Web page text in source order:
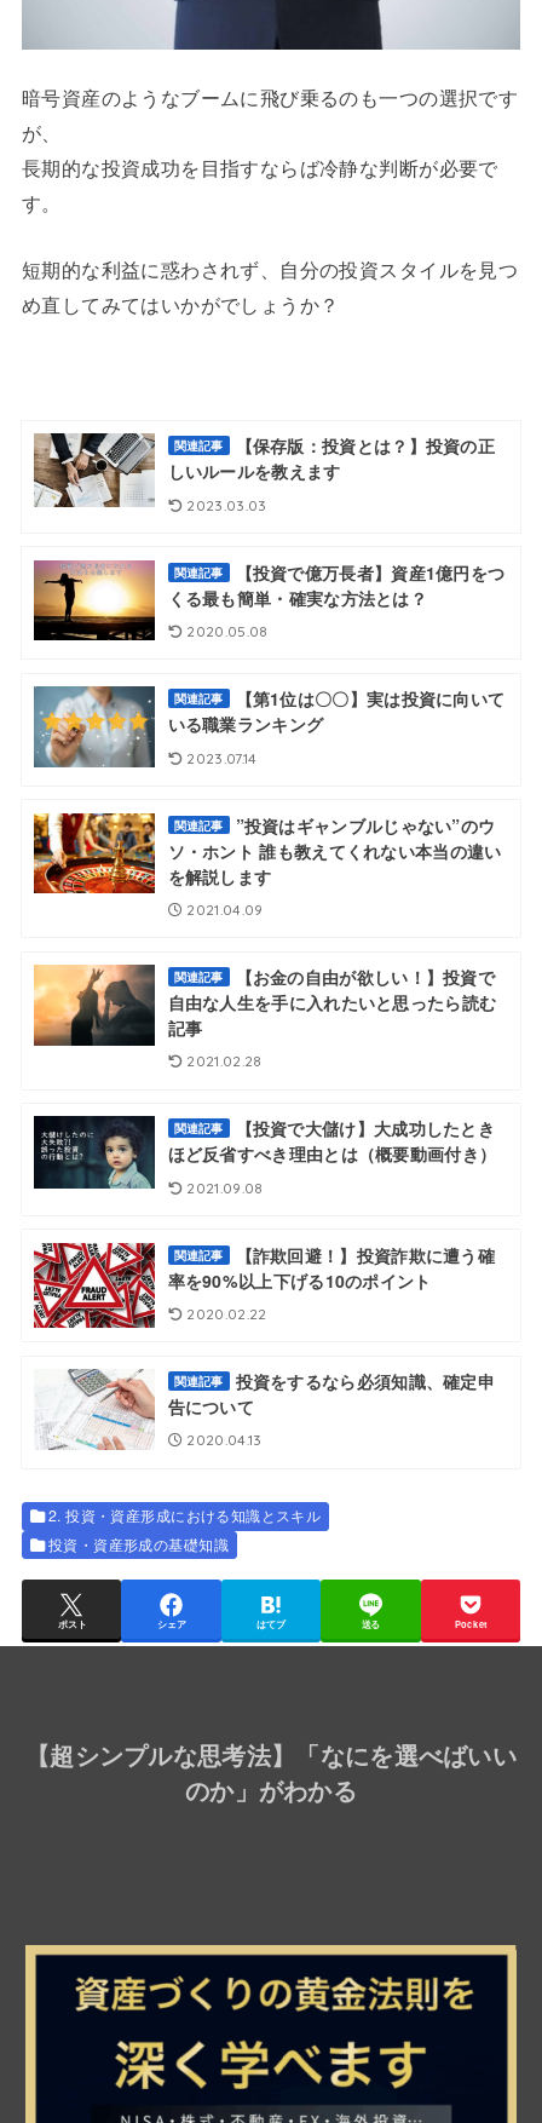
暗号資産のようなブームに飛び乗るのも一つの選択です
が、
長期的な投資成功を目指すならば冷静な判断が必要で
す。
短期的な利益に惑わされず、自分の投資スタイルを見つ
め直してみてはいかがでしょうか？
関連記事
【保存版：投資とは？】投資の正
しいルールを教えます
2023.03.03
関連記事
【投資で億万長者】資産1億円をつ
くる最も簡単・確実な方法とは？
2020.05.08
関連記事
【第1位は〇〇】実は投資に向いて
いる職業ランキング
2023.07.14
関連記事
”投資はギャンブルじゃない”のウ
ソ・ホント 誰も教えてくれない本当の違い
を解説します
2021.04.09
関連記事
【お金の自由が欲しい！】投資で
自由な人生を手に入れたいと思ったら読む
記事
2021.02.28
関連記事
【投資で大儲け】大成功したとき
ほど反省すべき理由とは（概要動画付き）
2021.09.08
関連記事
【詐欺回避！】投資詐欺に遭う確
率を90%以上下げる10のポイント
2020.02.22
関連記事
投資をするなら必須知識、確定申
告について
2020.04.13
2. 投資・資産形成における知識とスキル
投資・資産形成の基礎知識
ポスト シェア はてブ 送る Pocket
【超シンプルな思考法】「なにを選べばいい
のか」がわかる